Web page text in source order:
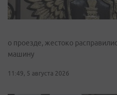
о проезде, жестоко
машину
11:49, 5 августа 2026